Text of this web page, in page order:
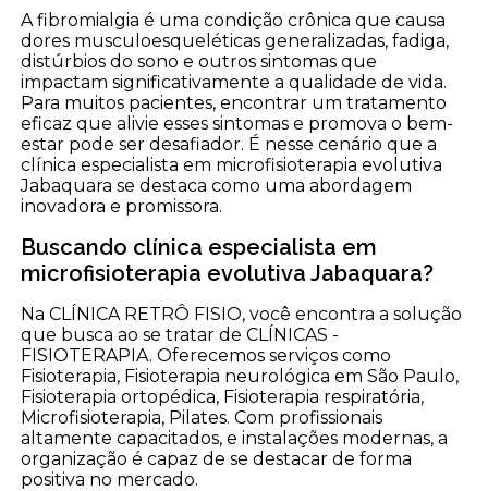
A fibromialgia é uma condição crônica que causa
dores musculoesqueléticas generalizadas, fadiga,
distúrbios do sono e outros sintomas que
impactam significativamente a qualidade de vida.
Para muitos pacientes, encontrar um tratamento
eficaz que alivie esses sintomas e promova o bem-
estar pode ser desafiador. É nesse cenário que a
clínica especialista em microfisioterapia evolutiva
Jabaquara se destaca como uma abordagem
inovadora e promissora.
Buscando clínica especialista em
microfisioterapia evolutiva Jabaquara?
Na CLÍNICA RETRÔ FISIO, você encontra a solução
que busca ao se tratar de CLÍNICAS -
FISIOTERAPIA. Oferecemos serviços como
Fisioterapia, Fisioterapia neurológica em São Paulo,
Fisioterapia ortopédica, Fisioterapia respiratória,
Microfisioterapia, Pilates. Com profissionais
altamente capacitados, e instalações modernas, a
organização é capaz de se destacar de forma
positiva no mercado.